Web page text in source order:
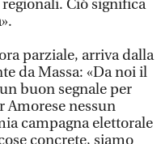
Ciò significa
parziale, arriva dalla
da Massa: «Da noi il
buon segnale per
Amorese nessun
campagna elettorale
concrete, siamo